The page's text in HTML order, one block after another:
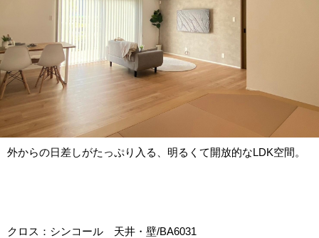
外からの日差しがたっぷり入る、明るくて開放的なLDK空間。
クロス：シンコール 天井・壁/BA6031